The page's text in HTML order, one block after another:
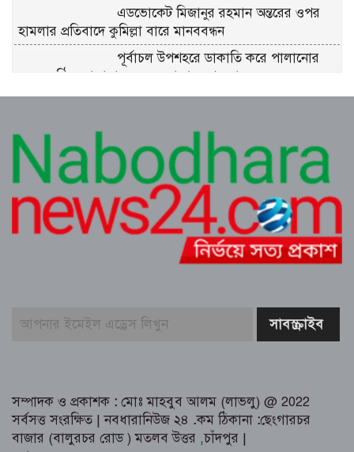
এডভোকেট মিজানুর রহমান অন্তরের ওপর
হামলার প্রতিবাদে কুমিল্লা বারে মানববন্ধন
পূর্বাচল উপশহরে ডাকাতি করে পালানোর
সময় লুন্ঠিত মালামালসহ ছয় ডাকাত গ্রেফতার
মতলবে খাল খননের ২০ লক্ষাধিক টাকা
সরকারি কোষাগারে ফেরত দিয়ে প্রশংসায়
ভাসছেন ইউএনও
মতলব উত্তরে শিক্ষক কর্মচারী ঐক্যজোটের
সম্পাদক ও প্রকাশক : মোঃ মাহবুব আলম (লাভলু) @ 2022
সর্বসত্ত সংরক্ষিত | নবধারানিউজ ২৪ .কম ঠিকানা :ছেংগারচর
বাজার (বালুরচর রোড ) মতলব উত্তর ,চাঁদপুর |